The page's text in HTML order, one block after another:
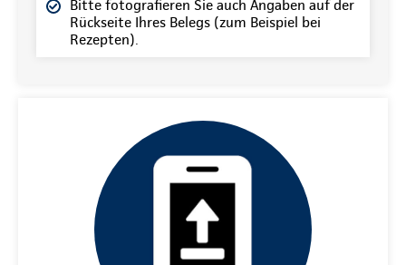
Bitte fotografieren Sie auch Angaben auf der
Rückseite Ihres Belegs (zum Beispiel bei
Rezepten).